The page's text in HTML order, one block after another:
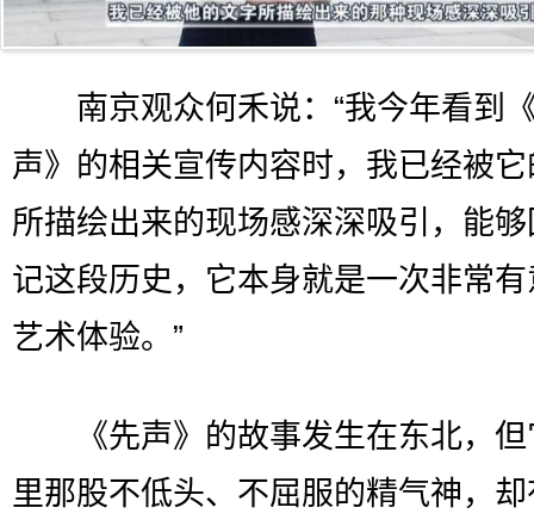
南京观众何禾说：“我今年看到
声》的相关宣传内容时，我已经被
所描绘出来的现场感深深吸引，能
记这段历史，它本身就是一次非常
艺术体验。”
《先声》的故事发生在东北，但
里那股不低头、不屈服的精气神，